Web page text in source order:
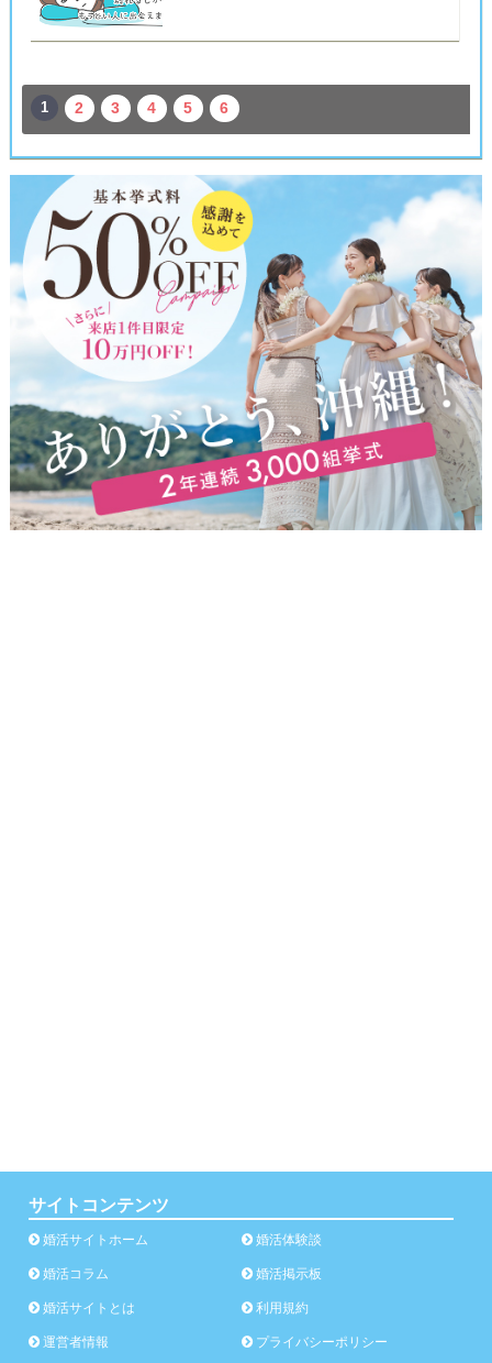
1 2 3 4 5 6
サイトコンテンツ
婚活サイトホーム 婚活体験談
婚活コラム 婚活掲示板
婚活サイトとは 利用規約
運営者情報 プライバシーポリシー